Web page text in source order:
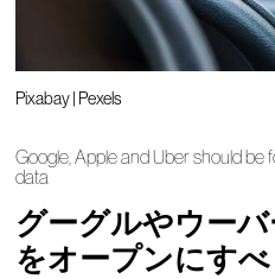
Pixabay | Pexels
Google, Apple and Uber should
data
グーグルやウー
をオープンにす